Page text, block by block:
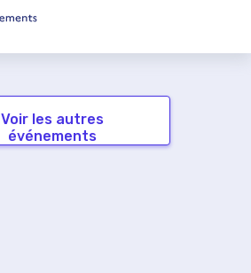
Voir les autres
événements